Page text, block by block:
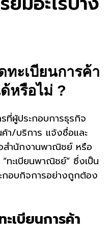
ทะเบียนการค้า
หรือไม่ ?
ที่ผู้ประกอบการธุรกิจ
า/บริการ แจ้งชื่อและ
สำนักงานพาณิชย์ หรือ
ทะเบียนพาณิชย์” ซึ่งเป็น
กอบกิจการอย่างถูกต้อง
เบียนการค้า